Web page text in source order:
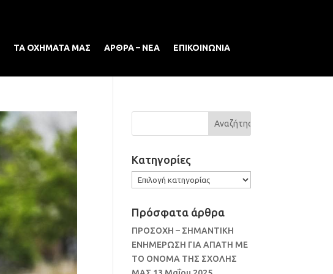
ΤΑ ΟΧΗΜΑΤΑ ΜΑΣ ΑΡΘΡΑ – ΝΕΑ ΕΠΙΚΟΙΝΩΝΙΑ
Kατηγορίες
Kατηγορίες
Πρόσφατα άρθρα
ΠΡΟΣΟΧΗ – ΣΗΜΑΝΤΙΚΗ
ΕΝΗΜΕΡΩΣΗ ΓΙΑ ΑΠΑΤΗ ΜΕ
ΤΟ ΟΝΟΜΑ ΤΗΣ ΣΧΟΛΗΣ